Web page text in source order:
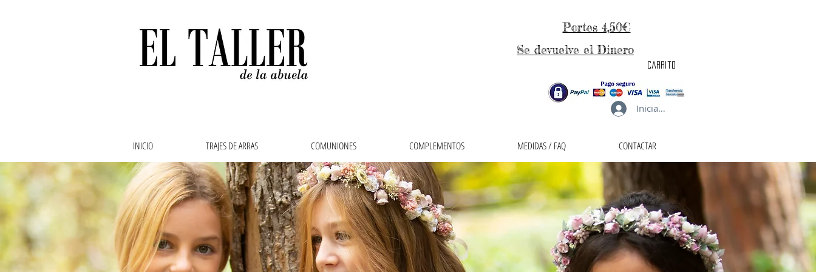
Portes 4,50€
Se devuelve el Dinero
carrito
Iniciar sesión
INICIO TRAJES DE ARRAS COMUNIONES COMPLEMENTOS MEDIDAS / FAQ
CONTACTAR
Ropa de bebe, ropa de niños, trajes de arras y vestidos de comunión en el taller de la
abuela,vestidos de arras, faldas, cubrepañales